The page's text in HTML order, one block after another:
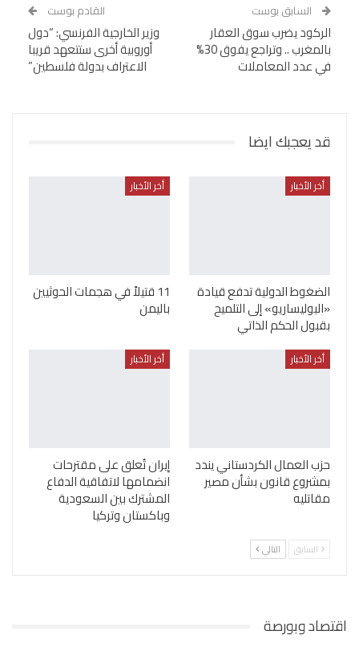
السابق بوست
الركود يضرب سوق العقار
بالمغرب .. وتراجع يفوق 30%
في عدد المعاملات
القادم بوست
وزير الخارجية الفرنسي: “دول
أوروبية أخرى ستتعهد قريبا
الاعتراف بدولة فلسطين”
قد يعجبك ايضا
أخر الأخبار
الضغوط الدولية تدفع قيادة
«البوليساريو» إلى التلميح
بقبول الحكم الذاتي
أخر الأخبار
11 قتيلاً في هجمات الحوثيين
باليمن
أخر الأخبار
حزب العمال الكردستاني يندد
بمشروع قانون بشأن مصير
مقاتليه
أخر الأخبار
إيران تُعلق على مقترحات
انضمامها لاتفاقية الدفاع
المشترك بين السعودية
وباكستان وتركيا
السابق التالي
اقتصاد وبورصة